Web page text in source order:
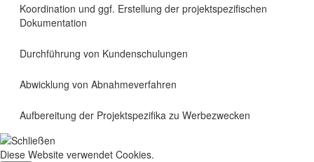
Koordination und ggf. Erstellung der projektspezifischen
Dokumentation
Durchführung von Kundenschulungen
Abwicklung von Abnahmeverfahren
Aufbereitung der Projektspezifika zu Werbezwecken
Diese Website verwendet Cookies.